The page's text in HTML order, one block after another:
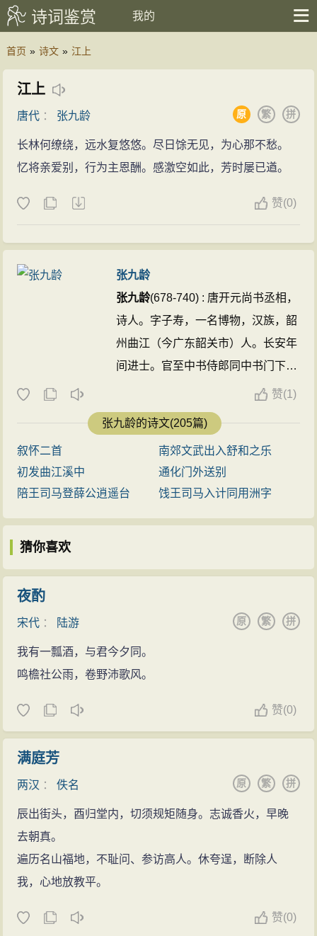
诗词鉴赏 我的
首页 » 诗文 » 江上
江上
唐代 ： 张九龄 拼
繁
原
长林何缭绕，远水复悠悠。尽日馀无见，为心那不愁。
忆将亲爱别，行为主恩酬。感激空如此，芳时屡已遒。
赞(0)
张九龄
张九龄(678-740) : 唐开元尚书丞相，
诗人。字子寿，一名博物，汉族，韶
州曲江（今广东韶关市）人。长安年
间进士。官至中书侍郎同中书门下平
章事。后罢相，为荆州长史。诗风清
淡。有《曲江集》。他是一位有胆
识、有远见的著名政治家、文学家、
诗人、名相。他忠耿尽职，秉公守
则，直言敢谏，选贤任能，不徇私枉
法，不趋炎附势，敢与恶势力作斗
争，为“开元之治”作出了积极贡献。
寄托深远的人生慨望，对扫除唐初所
赞(1)
张九龄的诗文(205篇)
叙怀二首
南郊文武出入舒和之乐
初发曲江溪中
通化门外送别
陪王司马登薛公逍遥台
饯王司马入计同用洲字
猜你喜欢
夜酌
宋代 ： 陆游 拼
繁
原
我有一瓢酒，与君今夕同。
鸣檐社公雨，卷野沛歌风。
赞(0)
满庭芳
两汉 ：佚名 拼
繁
原
辰出街头，酉归堂内，切须规矩随身。志诚香火，早晚
去朝真。
遍历名山福地，不耻问、参访高人。休夸逞，断除人
我，心地放教平。
赞(0)